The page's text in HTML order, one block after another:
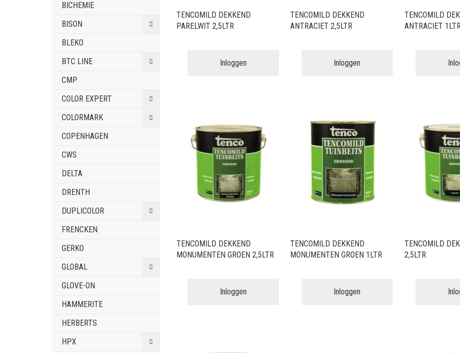
TENCOMILD DEKKEND
PARELWIT 2,5LTR
Inloggen
TENCOMILD DEKKEND
ANTRACIET 2,5LTR
Inloggen
TENCOMILD
ANTRACIET
TENCOMILD DEKKEND
MONUMENTEN GROEN 2,5LTR
Inloggen
TENCOMILD DEKKEND
MONUMENTEN GROEN 1LTR
Inloggen
TENCOMILD
2,5LTR
BICHEMIE
BISON
BLEKO
BTC LINE
CMP
COLOR EXPERT
COLORMARK
COPENHAGEN
CWS
DELTA
DRENTH
DUPLICOLOR
FRENCKEN
GERKO
GLOBAL
GLOVE-ON
HAMMERITE
HERBERTS
HPX